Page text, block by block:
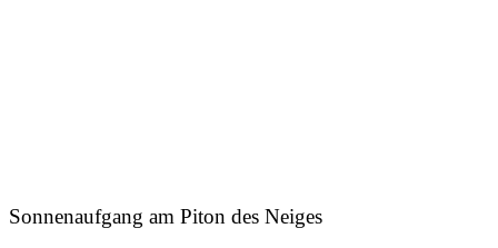
Sonnenaufgang am Piton des Neiges